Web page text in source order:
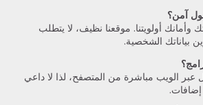
آمن؟
وأمانك أولويتنا. موقعنا نظيف، لا يتطلب
بياناتك الشخصية.
عبر الويب مباشرة من المتصفح، لذا لا داعي
إضافات.